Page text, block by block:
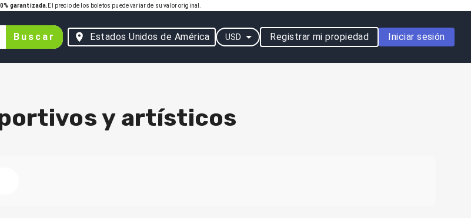
garantizada. El precio de los boletos puede variar de su valor original.
Buscar Estados Unidos de América USD Registrar mi propiedad Iniciar sesión
y artísticos